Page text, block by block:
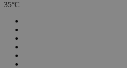
35°C